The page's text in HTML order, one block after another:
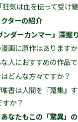
気は血を伝って受け継
ターの紹介
ダーカンマー』深掘
画に原作はありますか
人におすすめの作品
どんな方々ですか？
香は人間を『蒐集』
か？
なたもこの「驚異」